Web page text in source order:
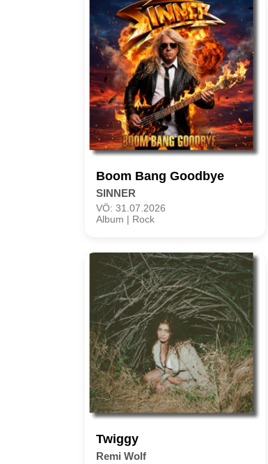
Boom Bang Goodbye
SINNER
VÖ: 31.07.2026
Album | Rock
Twiggy
Remi Wolf